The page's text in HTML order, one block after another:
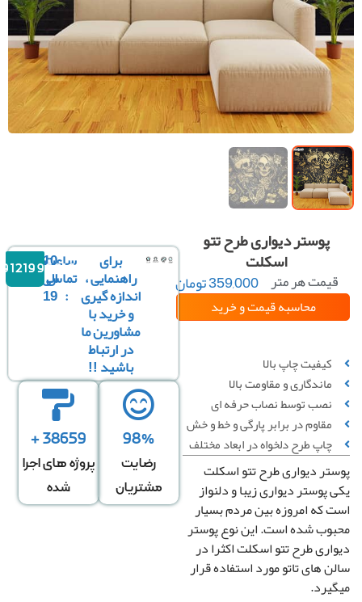
پوستر دیواری طرح تتو
اسکلت
قیمت هر متر
مربع : 359,000تومان
کیفیت چاپ بالا
ماندگاری و مقاومت بالا
نصب توسط نصاب حرفه ای
مقاوم در برابر پارگی و خط‌ و خش
چاپ طرح دلخواه در ابعاد مختلف
محاسبه قیمتو خرید
دیوار
*
↕
دیوار
در عرض
+
کشیدگی در ارتفاع
-
+
دیواری طرح تتو اسکلت
پوستر دیواری زیبا و دلنواز
که امروزه بین مردم بسیار
شده است. این نوع پوستر
طرح تتو اسکلت اکثرا در
های تاتو مورد استفاده قرار
برای
راهنمایی ،
اندازه گیری
و خرید با
مشاورین ما
در ارتباط
باشید !!
ساعت
تماس
:
10
الی
19
09121996816
98%
رضایت
مشتریان
38659 +
پروژه های اجرا